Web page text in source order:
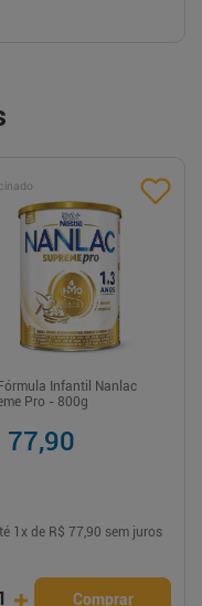
Infantil Nanlac
Pro - 800g
77,90
1 x de R$ 77,90 sem juros
+ Comprar